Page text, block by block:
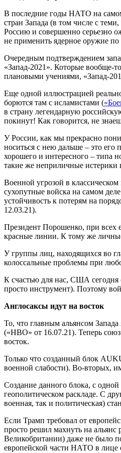
В последние годы НАТО на
стран Запада (в том числе с
Россию и совершенно серьезно
не применить ядерное оружие
Очередным подтверждением
«Запад-2021». Которые вообще-
плановыми учениями, «Запад-
Еще одной иллюстрацией
борются там с исламистами (
в страну легендарную
покинут! Как говорится, не
У России, как мы прекрасно
носиться с нею дальше – это
хорошего и интересного – типа
такие же неприличные
Военной угрозой в
сухопутные войска на самом
устойчивость к потерям на
12.03.21).
Президент Порошенко, при всех
красные линии. К тому же
У группы лиц, находящихся во
колоссальные проблемы при
К счастью для нас, США сегодня
просто инструмент). Поэтому
Англосаксы идут на восток
То, что главным альянсом
(«НВО» от 16.07.21). Теперь
восток.
Только что созданный блок
военной слабости). Во-вторых,
Создание данного блока, с
геополитическом раскладе. С
военная, так и политическая)
Если Трамп требовал от
просто решил махнуть на
Великобритании) даже не было
европейской части НАТО в лице